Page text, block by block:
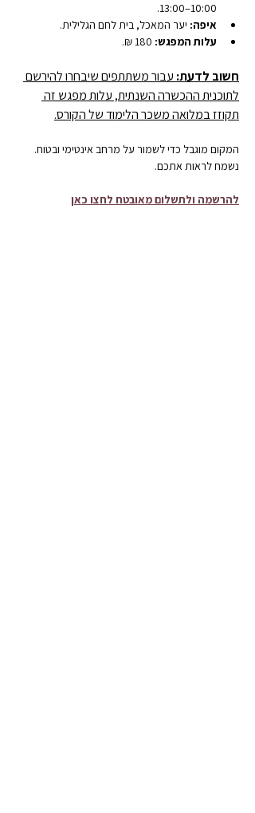
10:00–13:00.
איפה: יער המאכל, בית לחם הגלילית.
עלות המפגש:
חשוב לדעת: עבור משתתפים שיבחרו להירשם
לתוכנית ההכשרה השנתית, עלות מפגש זה
תקוזז במלואה משכר הלימוד של הקורס.
המקום מוגבל כדי לשמור על מרחב אינטימי ובטוח.
נשמח לראות אתכם.
להרשמה ולתשלום מאובטח לחצו כאן